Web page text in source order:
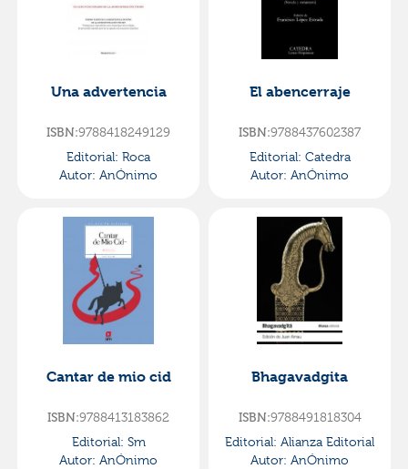
Una advertencia
ISBN:9788418249129
Editorial: Roca
Autor: AnÓnimo
El abencerraje
ISBN:9788437602387
Editorial: Catedra
Autor: AnÓnimo
Cantar de mio cid
ISBN:9788413183862
Editorial: Sm
Autor: AnÓnimo
Bhagavadgita
ISBN:9788491818304
Editorial: Alianza Editorial
Autor: AnÓnimo